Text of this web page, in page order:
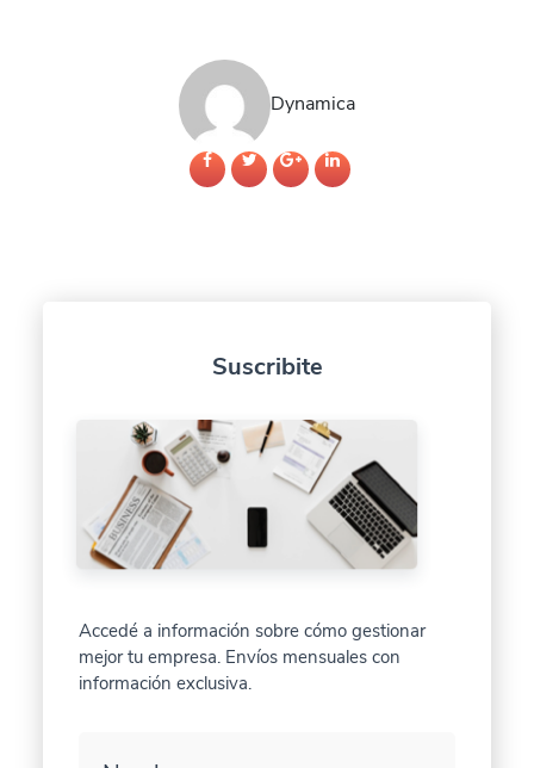
Dynamica
Suscribite
Accedé a información sobre cómo gestionar
mejor tu empresa. Envíos mensuales con
información exclusiva.